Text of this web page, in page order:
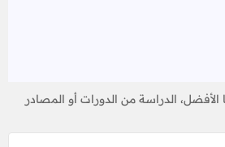
الأفضل، الدراسة من الدورات أو المصادر